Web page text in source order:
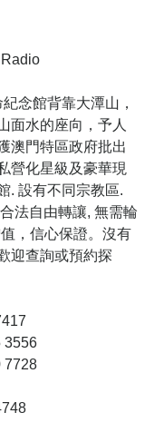
念館背靠大潭山，
面水的座向，予人
澳門特區政府批出
營化星級及豪華現
. 設有不同宗教區.
法自由轉讓, 無需輪
，信心保證。沒有
迎查詢或預約探
3556
7728